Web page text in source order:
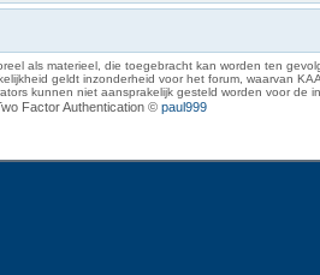
als materieel, die toegebracht kan worden ten
geldt inzonderheid voor het forum, waarvan
kunnen niet aansprakelijk gesteld worden voor de
Factor Authentication © paul999